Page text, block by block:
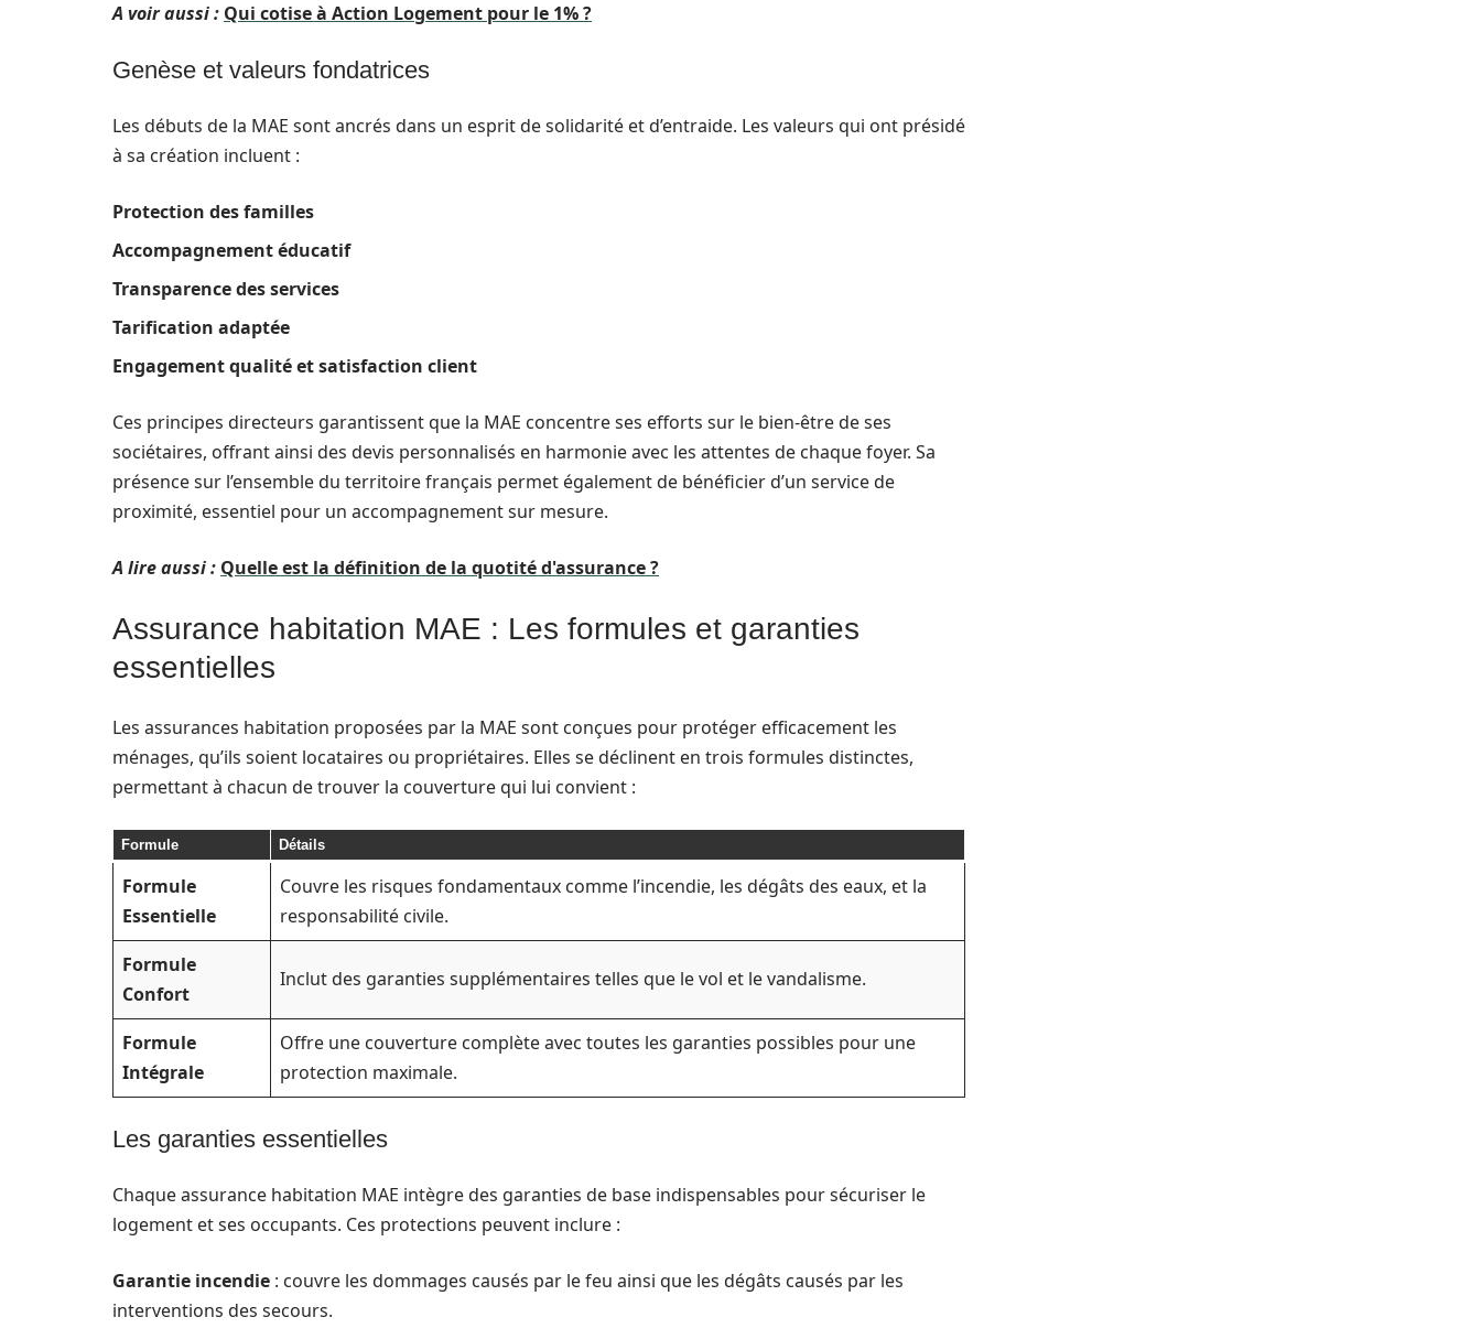
A voir aussi : Qui cotise à Action Logement pour le 1% ?
Genèse et valeurs fondatrices
Les débuts de la MAE sont ancrés dans un esprit de solidarité et d’entraide. Les valeurs qui ont présidé
à sa création incluent :
Protection des familles
Accompagnement éducatif
Transparence des services
Tarification adaptée
Engagement qualité et satisfaction client
Ces principes directeurs garantissent que la MAE concentre ses efforts sur le bien-être de ses
sociétaires, offrant ainsi des devis personnalisés en harmonie avec les attentes de chaque foyer. Sa
présence sur l’ensemble du territoire français permet également de bénéficier d’un service de
proximité, essentiel pour un accompagnement sur mesure.
A lire aussi : Quelle est la définition de la quotité d'assurance ?
Assurance habitation MAE : Les formules et garanties
essentielles
Les assurances habitation proposées par la MAE sont conçues pour protéger efficacement les
ménages, qu’ils soient locataires ou propriétaires. Elles se déclinent en trois formules distinctes,
permettant à chacun de trouver la couverture qui lui convient :
Formule Détails
Formule
Essentielle
Couvre les risques fondamentaux comme l’incendie, les dégâts des eaux, et la
responsabilité civile.
Formule
Confort
Inclut des garanties supplémentaires telles que le vol et le vandalisme.
Formule
Intégrale
Offre une couverture complète avec toutes les garanties possibles pour une
protection maximale.
Les garanties essentielles
Chaque assurance habitation MAE intègre des garanties de base indispensables pour sécuriser le
logement et ses occupants. Ces protections peuvent inclure :
Garantie incendie : couvre les dommages causés par le feu ainsi que les dégâts causés par les
interventions des secours.